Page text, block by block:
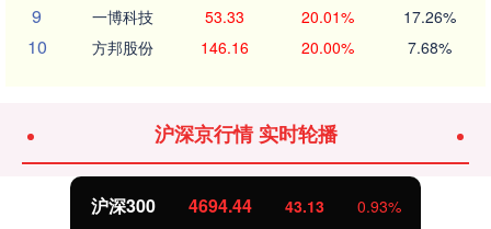
9 一博科技 53.33 20.01% 17.26%
10 方邦股份 146.16 20.00% 7.68%
沪深京行情 实时轮播
沪深300 4694.44 43.13 0.93%